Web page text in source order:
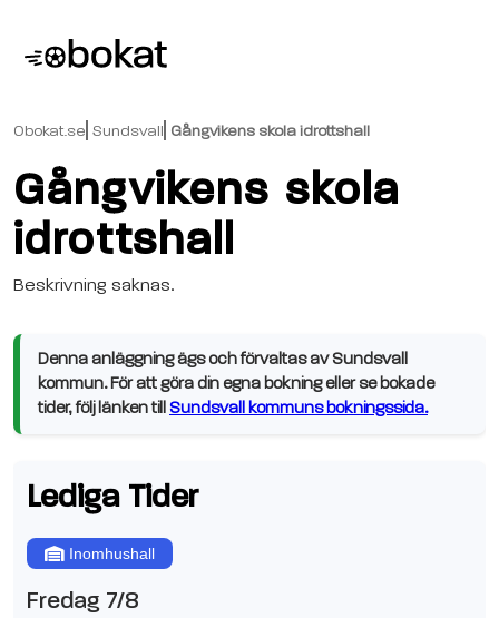
Obokat.se Sundsvall Gångvikens skola idrottshall
Gångvikens skola
idrottshall
Beskrivning saknas.
Denna anläggning ägs och förvaltas av Sundsvall
kommun. För att göra din egna bokning eller se bokade
tider, följ länken till Sundsvall kommuns bokningssida.
Lediga Tider
Inomhushall
Fredag 7/8